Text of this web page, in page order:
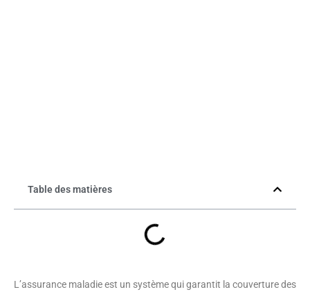
Table des matières
L’assurance maladie est un système qui garantit la couverture des